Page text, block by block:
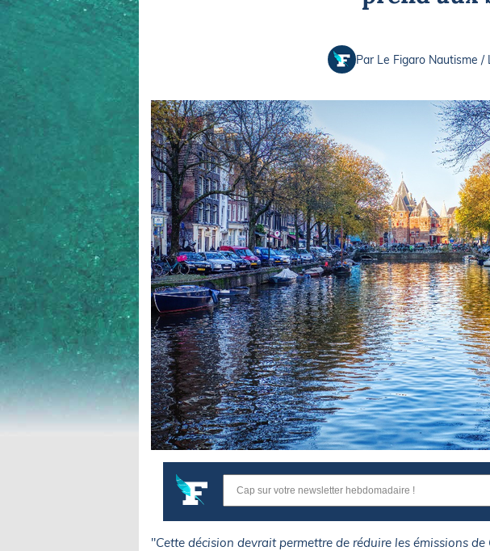
Pêche en mer
Plongée
Par Le Figaro Nautisme /
"Cette décision devrait permettre de réduire les émissions